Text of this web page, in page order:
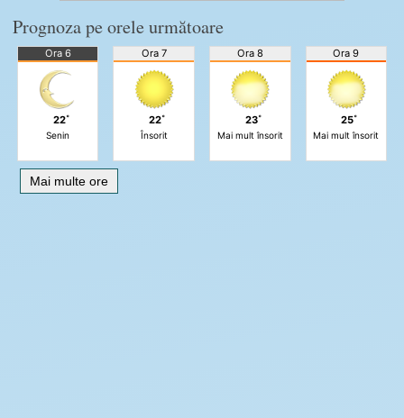
Prognoza pe orele următoare
Ora 6
22˚
Senin
Ora 7
22˚
Însorit
Ora 8
23˚
Mai mult însorit
Ora 9
25˚
Mai mult însorit
Mai multe ore